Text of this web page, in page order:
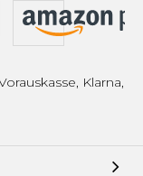
Klarna,